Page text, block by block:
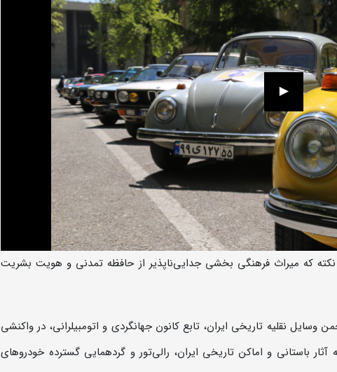
نکته که میراث فرهنگی بخشی جدایی‌ناپذیر از حافظه تمدنی و هویت بشریت
نقلیه تاریخی ایران، تابع کانون جهانگردی و اتومبیلرانی، در واکنشی
باستانی و اماکن تاریخی ایران، رالی‌تور و گردهمایی گسترده خودروهای